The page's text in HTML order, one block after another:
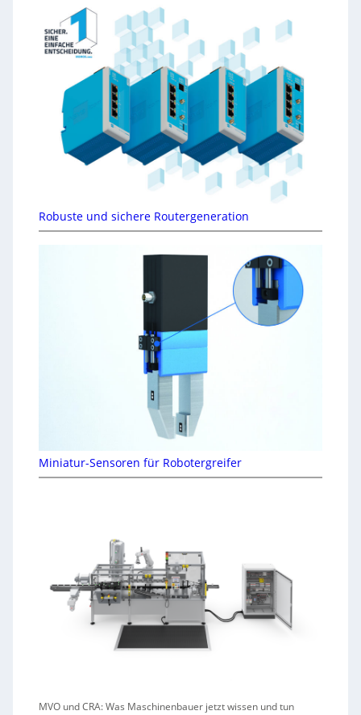
Robuste und sichere Routergeneration
Miniatur-Sensoren für Robotergreifer
MVO und CRA: Was Maschinenbauer jetzt wissen und tun